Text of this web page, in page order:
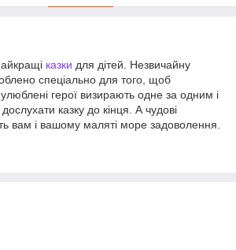
казки для дітей. Незвичайну
спеціально для того, щоб
герої визирають одне за одним і
казку до кінця. А чудові
вам і вашому маляті море задоволення.